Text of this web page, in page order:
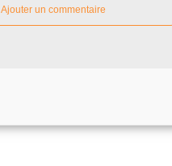
Ajouter un commentaire